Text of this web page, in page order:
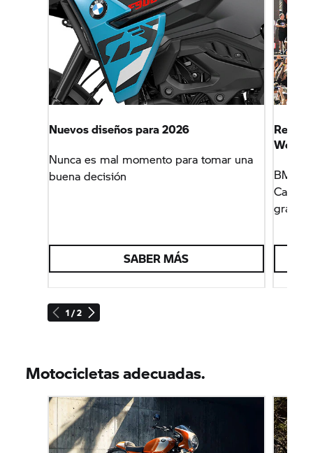
1 / 2
Nuevos diseños para 2026
Nunca es mal momento para tomar una
buena decisión
SABER MÁS
BMW
gracias
Motocicletas adecuadas.